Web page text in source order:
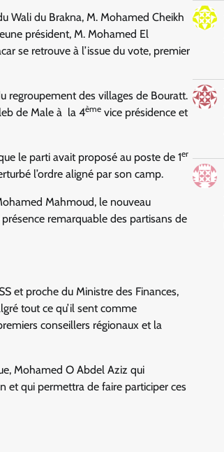
Wali du Brakna, M. Mohamed Cheikh
président, M. Mohamed El
se retrouve à l’issue du vote, premier
regroupement des villages de Bouratt.
de Male à la 4ème vice présidence et
le parti avait proposé au poste de 1er
l’ordre aligné par son camp.
Mahmoud, le nouveau
remarquable des partisans de
et proche du Ministre des Finances,
tout ce qu’il sent comme
conseillers régionaux et la
Mohamed O Abdel Aziz qui
et qui permettra de faire participer ces